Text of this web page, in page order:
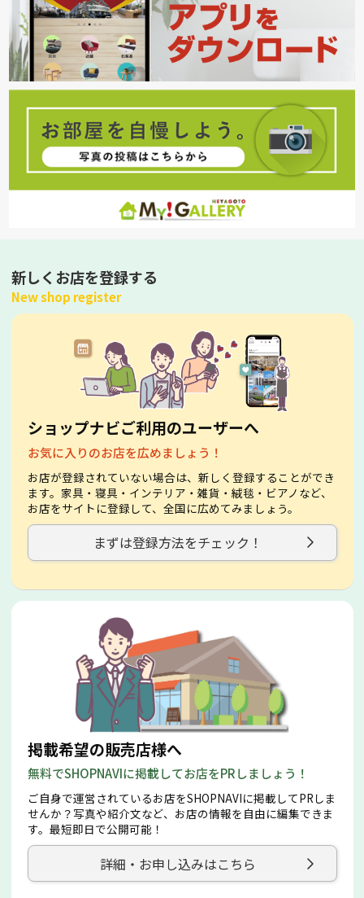
新しくお店を登録する
New shop register
ショップナビご利用のユーザーへ
お気に入りのお店を広めましょう！
お店が登録されていない場合は、新しく登録することができ
ます。家具・寝具・インテリア・雑貨・絨毯・ビアノなど、
お店をサイトに登録して、全国に広めてみましょう。
まずは登録方法をチェック！
掲載希望の販売店様へ
無料でSHOPNAVIに掲載してお店をPRしましょう！
ご自身で運営されているお店をSHOPNAVIに掲載してPRしま
せんか？写真や紹介文など、お店の情報を自由に編集できま
す。最短即日で公開可能！
詳細・お申し込みはこちら